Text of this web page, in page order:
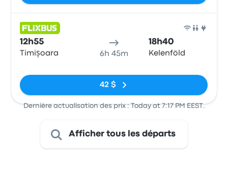
12h55
Timișoara 6h 45m
18h40
Kelenföld
42 $
Dernière actualisation des prix : Today at 7:17 PM EEST.
Afficher tous les départs